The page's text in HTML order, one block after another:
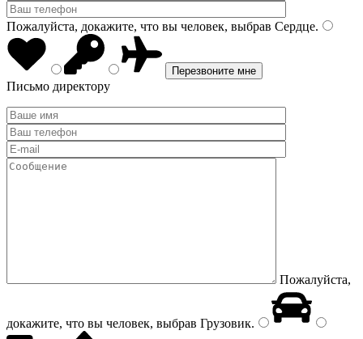
Пожалуйста, докажите, что вы человек, выбрав Сердце.
Письмо директору
Пожалуйста,
докажите, что вы человек, выбрав Грузовик.